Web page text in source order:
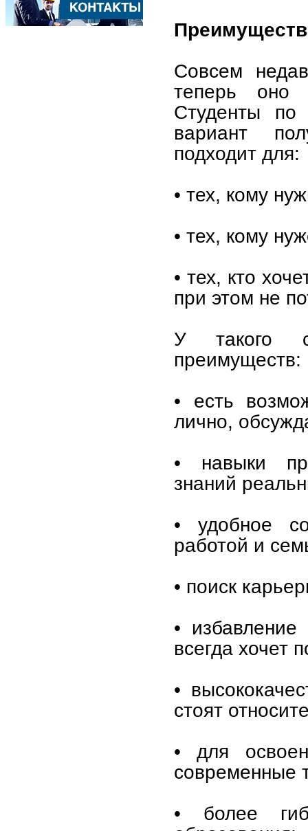
Совсем
теперь оно
Студенты
вариант
подходит для:
• тех, кому
• тех, кому
• тех, кто
при этом не
У такого
преимуществ:
• есть
лично,
• навыки
знаний
• удобное
работой и
• поиск
• избавление
всегда хочет
•
стоят
• для
современные
• более